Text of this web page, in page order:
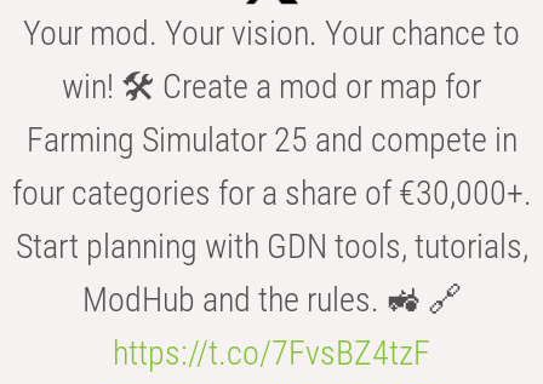
Your mod. Your vision. Your chance to
win! 🛠️ Create a mod or map for
Farming Simulator 25 and compete in
four categories for a share of €30,000+.
Start planning with GDN tools, tutorials,
ModHub and the rules. 🚜 🔗
https://t.co/7FvsBZ4tzF